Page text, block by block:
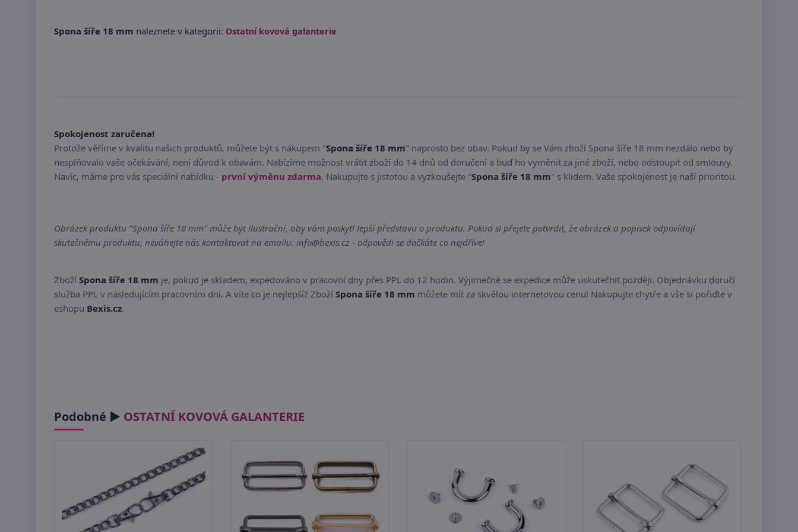
Spona šíře 18 mm naleznete v kategorii: Ostatní kovová galanterie
Spokojenost zaručena!
Protože věříme v kvalitu našich produktů, můžete být s nákupem "Spona šíře 18 mm" naprosto bez obav. Pokud by se Vám zboží Spona šíře 18 mm nezdálo nebo by
nesplňovalo vaše očekávání, není důvod k obavám. Nabízíme možnost vrátit zboží do 14 dnů od doručení a buď ho vyměnit za jiné zboží, nebo odstoupit od smlouvy.
Navíc, máme pro vás speciální nabídku - první výměnu zdarma. Nakupujte s jistotou a vyzkoušejte "Spona šíře 18 mm" s klidem. Vaše spokojenost je naší prioritou.
Obrázek produktu "Spona šíře 18 mm" může být ilustrační, aby vám poskytl lepší představu o produktu. Pokud si přejete potvrdit, že obrázek a popisek odpovídají
skutečnému produktu, neváhejte nás kontaktovat na emailu: info@bexis.cz - odpovědi se dočkáte co nejdříve!
Zboží Spona šíře 18 mm je, pokud je skladem, expedováno v pracovní dny přes PPL do 12 hodin. Výjimečně se expedice může uskutečnit později. Objednávku doručí
služba PPL v následujícím pracovním dni. A víte co je nejlepší? Zboží Spona šíře 18 mm můžete mít za skvělou internetovou cenu! Nakupujte chytře a vše si pořiďte v
eshopu Bexis.cz.
Podobné ► OSTATNÍ KOVOVÁ GALANTERIE